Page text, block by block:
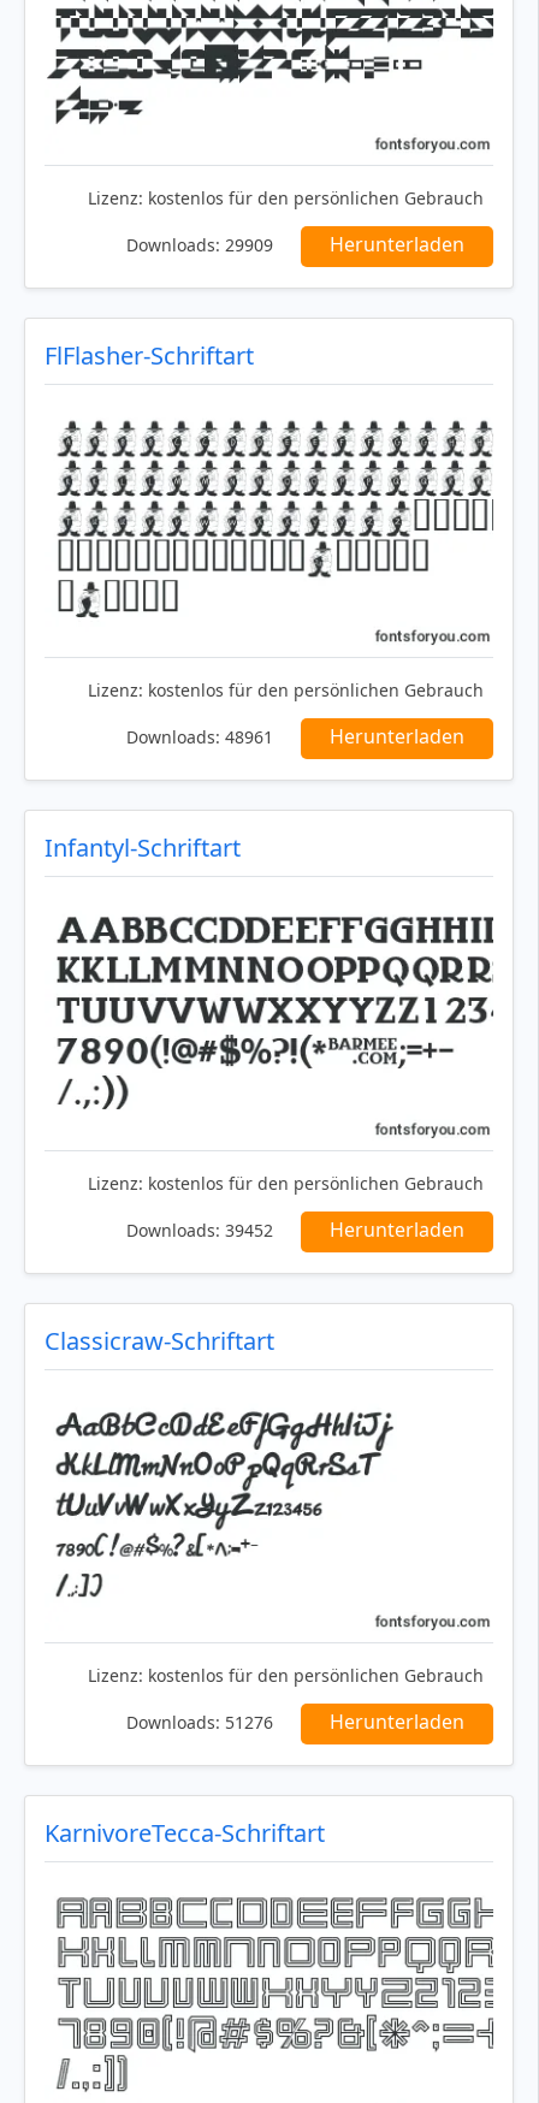
Lizenz: kostenlos für den persönlichen Gebrauch
Downloads: 29909 Herunterladen
FlFlasher-Schriftart
Lizenz: kostenlos für den persönlichen Gebrauch
Downloads: 48961 Herunterladen
Infantyl-Schriftart
Lizenz: kostenlos für den persönlichen Gebrauch
Downloads: 39452 Herunterladen
Classicraw-Schriftart
Lizenz: kostenlos für den persönlichen Gebrauch
Downloads: 51276 Herunterladen
KarnivoreTecca-Schriftart